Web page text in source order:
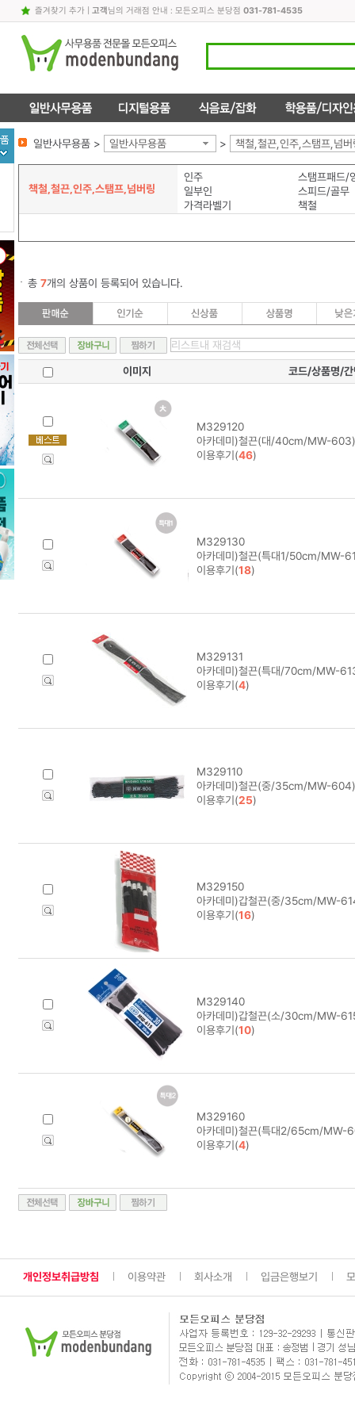
즐겨찾기 추가| 고객님의 거래점 안내 : 모든오피스 분당점 031-781-4535
일반사무용품 > 일반사무용품 > 책철,철끈,인주,스탬프,넘버
책철,철끈,인주,스탬프,넘버링
인주
스탬프패드/
일부인
스피드/골무
가격라벨기
책철
총 7개의 상품이 등록되어 있습니다.
이미지 코드/상품명/간
M329120
아카데미)철끈(대/40cm/MW-
이용후기(46)
M329130
아카데미)철끈(특대1/50cm/MW-
이용후기(18)
M329131
아카데미)철끈(특대/70cm/MW-
이용후기(4)
M329110
아카데미)철끈(중/35cm/MW-
이용후기(25)
M329150
아카데미)갑철끈(중/35cm/MW-
이용후기(16)
M329140
아카데미)갑철끈(소/30cm/MW-
이용후기(10)
M329160
아카데미)철끈(특대2/65cm/MW-
이용후기(4)
개인정보취급방침 이용약관 회사소개 입금은행보기